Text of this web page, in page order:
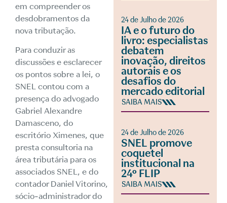
em compreender os
desdobramentos da
nova tributação.
Para conduzir as
discussões e esclarecer
os pontos sobre a lei, o
SNEL contou com a
presença do advogado
Gabriel Alexandre
Damasceno, do
escritório Ximenes, que
presta consultoria na
área tributária para os
associados SNEL, e do
contador Daniel Vitorino,
sócio-administrador do
24 de Julho de 2026
IA e o futuro do
livro: especialistas
debatem
inovação, direitos
autorais e os
desafios do
mercado editorial
SAIBA MAIS
24 de Julho de 2026
SNEL promove
coquetel
institucional na
24º FLIP
SAIBA MAIS